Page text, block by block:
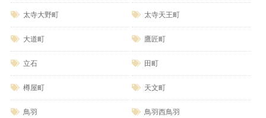
太寺大野町 太寺天王町
大道町 鷹匠町
立石 田町
樽屋町 天文町
鳥羽 鳥羽西鳥羽